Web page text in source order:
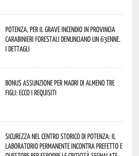
Potenza, per il grave incendio in Provincia
Carabinieri forestali denunciano un 63enne.
I dettagli
Bonus assunzione per madri di almeno tre
figli: ecco i requisiti
Sicurezza nel Centro Storico di Potenza: il
Laboratorio Permanente incontra Prefetto e